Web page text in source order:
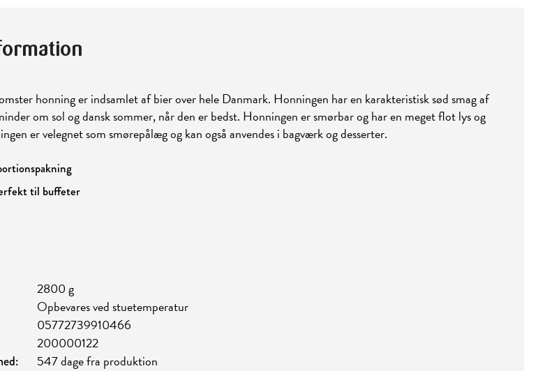
honning er indsamlet af bier over hele Danmark. Honningen har en karakteristisk sød smag af
om sol og dansk sommer, når den er bedst. Honningen er smørbar og har en meget flot lys og
er velegnet som smørepålæg og kan også anvendes i bagværk og desserter.
til buffeter
2800 g
Opbevares ved stuetemperatur
05772739910466
200000122
547 dage fra produktion